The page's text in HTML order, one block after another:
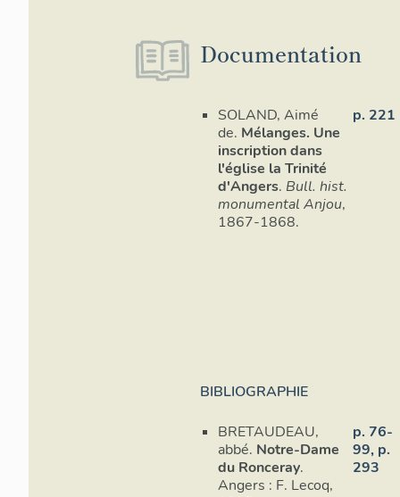
Documentation
SOLAND, Aimé
de. Mélanges. Une
inscription dans
l'église la Trinité
d'Angers. Bull. hist.
monumental Anjou,
1867-1868.
p. 221
BIBLIOGRAPHIE
BRETAUDEAU,
abbé. Notre-Dame
du Ronceray.
Angers : F. Lecoq,
p. 76-
99, p.
293